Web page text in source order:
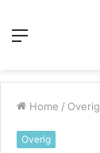
Menu
Home / Overig
Overig